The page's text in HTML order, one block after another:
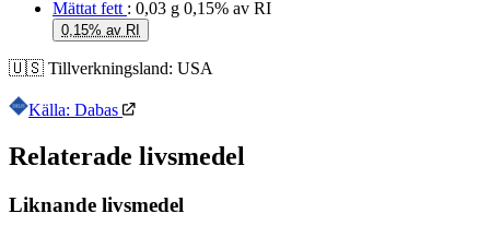
Mättat fett : 0,03 g 0,15% av RI
0,15% av RI
🇺🇸 Tillverkningsland: USA
Källa: Dabas
Relaterade livsmedel
Liknande livsmedel